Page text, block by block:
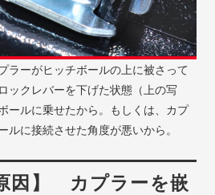
ラーがヒッチボールの上に被さって
ックレバーを下げた状態（上の写
ールに乗せたから。もしくは、カプ
ルに接続させた角度が悪いから。
因】 カプラーを嵌